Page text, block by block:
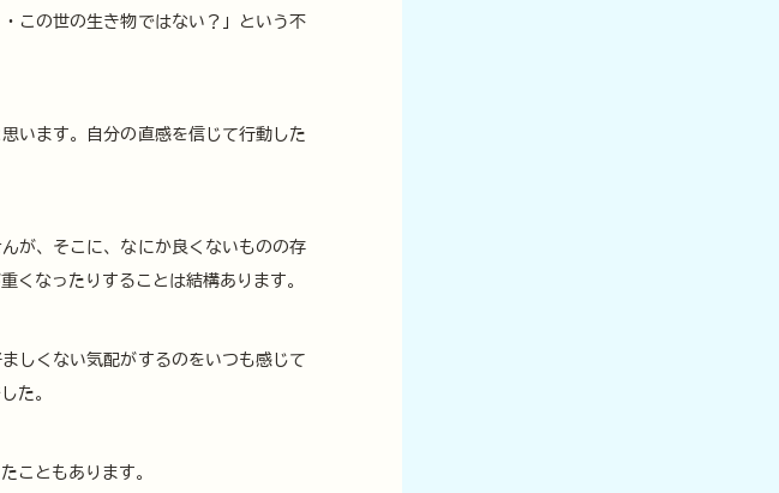
この世の生き物ではない？」という不
います。自分の直感を信じて行動した
が、そこに、なにか良くないものの存
くなったりすることは結構あります。
しくない気配がするのをいつも感じて
た。
こともあります。